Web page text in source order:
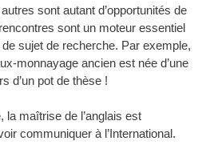
sont autant d’opportunités de
sont un moteur essentiel
sujet de recherche. Par exemple,
monnayage ancien est née d’une
d’un pot de thèse !
la maîtrise de l’anglais est
communiquer à l’International.